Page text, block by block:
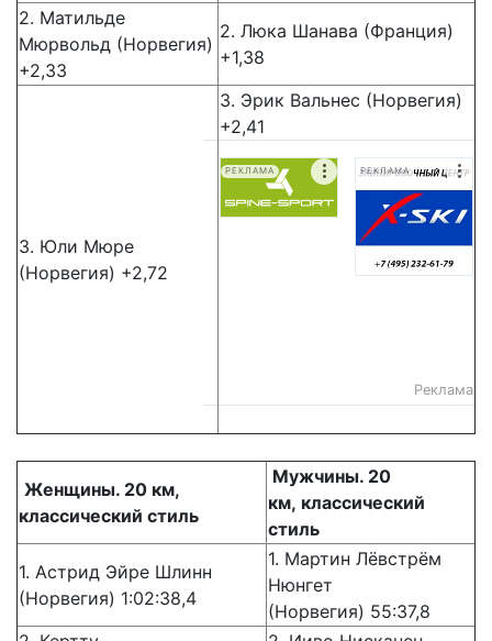
2. Матильде
Мюрвольд (Норвегия)
+2,33
2. Люка Шанава (Франция)
+1,38
3. Юли Мюре
(Норвегия) +2,72
3. Эрик Вальнес (Норвегия)
+2,41
РЕКЛАМА РЕКЛАМА
Реклама
Женщины. 20 км,
классический стиль
Мужчины. 20
км, классический
стиль
1. Астрид Эйре Шлинн
(Норвегия) 1:02:38,4
1. Мартин Лёвстрём
Нюнгет
(Норвегия) 55:37,8